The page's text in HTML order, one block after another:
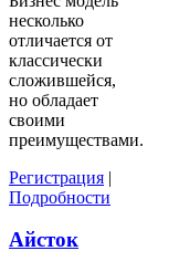
несколько
отличается от
классически
сложившейся,
но обладает
своими
преимуществами.
Регистрация |
Подробности
Айсток